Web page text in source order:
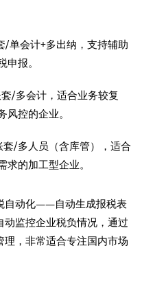
/单会计+多出纳，支持辅助
申报。
/多会计，适合业务较复
风控的企业。
套/多人员（含库管），适合
求的加工型企业。
自动化——自动生成报税表
监控企业税负情况，通过
，非常适合专注国内市场